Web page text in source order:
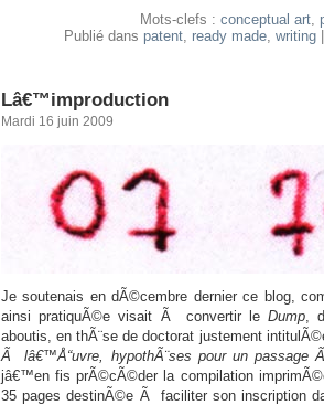
Mots-clefs : conceptual art,
Publié dans patent, ready made, writing
Lâ€™improduction
Mardi 16 juin 2009
Je soutenais en dÃ©cembre dernier ce blog,
ainsi pratiquÃ©e visait Ã convertir leDump,
aboutis, en thÃ¨se de doctorat justement
Ã lâ€™Å“uvre, hypothÃ¨ses pour un
jâ€™en fis prÃ©cÃ©der la compilation
35 pages destinÃ©e Ã faciliter son inscription